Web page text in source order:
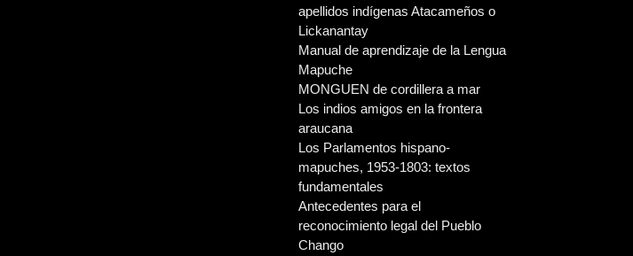
apellidos indígenas Atacameños o
Lickanantay
Manual de aprendizaje de la Lengua
Mapuche
MONGUEN de cordillera a mar
Los indios amigos en la frontera
araucana
Los Parlamentos hispano-
mapuches, 1953-1803: textos
fundamentales
Antecedentes para el
reconocimiento legal del Pueblo
Chango